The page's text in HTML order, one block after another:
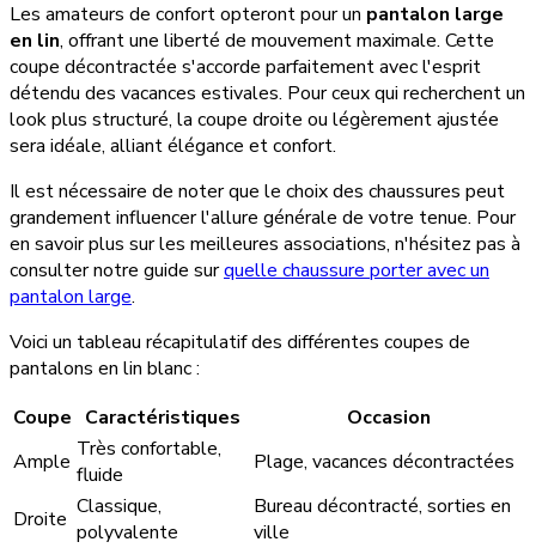
Les amateurs de confort opteront pour un pantalon large
en lin, offrant une liberté de mouvement maximale. Cette
coupe décontractée s'accorde parfaitement avec l'esprit
détendu des vacances estivales. Pour ceux qui recherchent un
look plus structuré, la coupe droite ou légèrement ajustée
sera idéale, alliant élégance et confort.
Il est nécessaire de noter que le choix des chaussures peut
grandement influencer l'allure générale de votre tenue. Pour
en savoir plus sur les meilleures associations, n'hésitez pas à
consulter notre guide surquelle chaussure porter avec un
pantalon large.
Voici un tableau récapitulatif des différentes coupes de
pantalons en lin blanc :
Coupe Caractéristiques
Occasion
Ample Très confortable,
fluide
Plage, vacances décontractées
Droite Classique,
polyvalente
Bureau décontracté, sorties en
ville